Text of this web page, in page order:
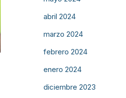
abril 2024
marzo 2024
febrero 2024
enero 2024
diciembre 2023